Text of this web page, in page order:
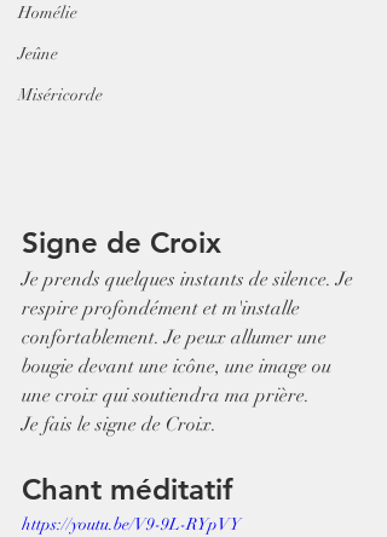
Homélie
Jeûne
Miséricorde
Signe de Croix
Je prends quelques instants de silence. Je
respire profondément et m'installe
confortablement. Je peux allumer une
bougie devant une icône, une image ou
une croix qui soutiendra ma prière.
Je fais le signe de Croix.
Chant méditatif
https://youtu.be/V9-9L-RYpVY